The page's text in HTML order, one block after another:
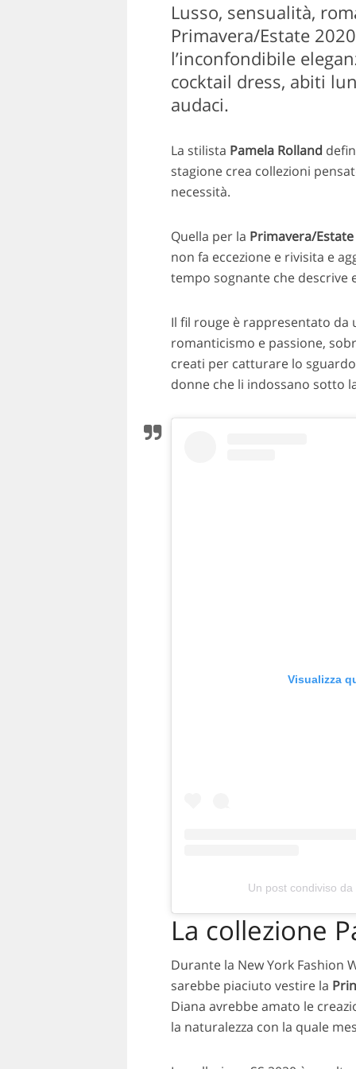
Lusso, sensualità,
Primavera/Estate
l’inconfondibile
cocktail dress, abiti
audaci.
La stilista Pamela Rolland
stagione crea collezioni
necessità.
Quella per la Primavera/
non fa eccezione e rivisita e
tempo sognante che descrive
Il fil rouge è rappresentato da
romanticismo e passione,
creati per catturare lo
donne che li indossano sotto
Visualizza
Un post condiviso
La collezione
Durante la New York Fashion
sarebbe piaciuto vestire la
Diana avrebbe amato le
la naturalezza con la quale